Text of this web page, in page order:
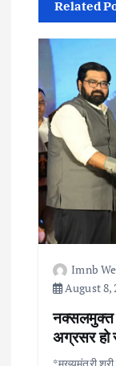
g
a
t
o
Related
Imnb
August 8,
नक्सलमुक्त
अग्रसर हो
*मुख्यमंत्री